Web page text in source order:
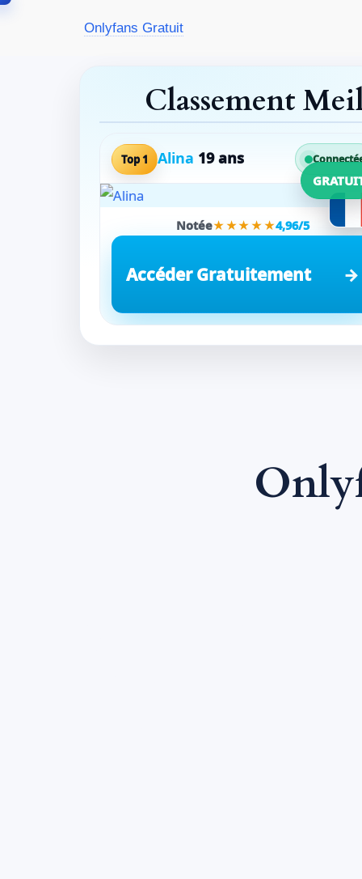
Onlyfans Gratuit
Classement
Top 1 Alina 19 ans
Notée★★★★★4,96/5
Accéder Gratuitement